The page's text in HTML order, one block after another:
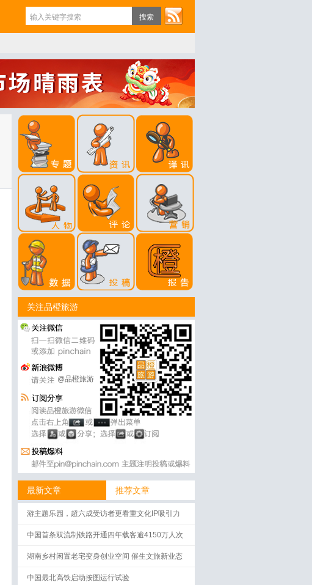
关注品橙旅游
@品橙旅游
最新文章 推荐文章
游主题乐园，超六成受访者更看重文化IP吸引力
中国首条双流制铁路开通四年载客逾4150万人次
湖南乡村闲置老宅变身创业空间 催生文旅新业态
中国最北高铁启动按图运行试验